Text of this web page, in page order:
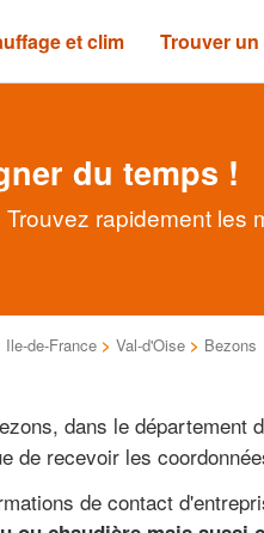
et clim Trouver
du temps !
rapidement les
Ile-de-France > Val-d'Oise > Bezons
dans le département
de recevoir les
de contact